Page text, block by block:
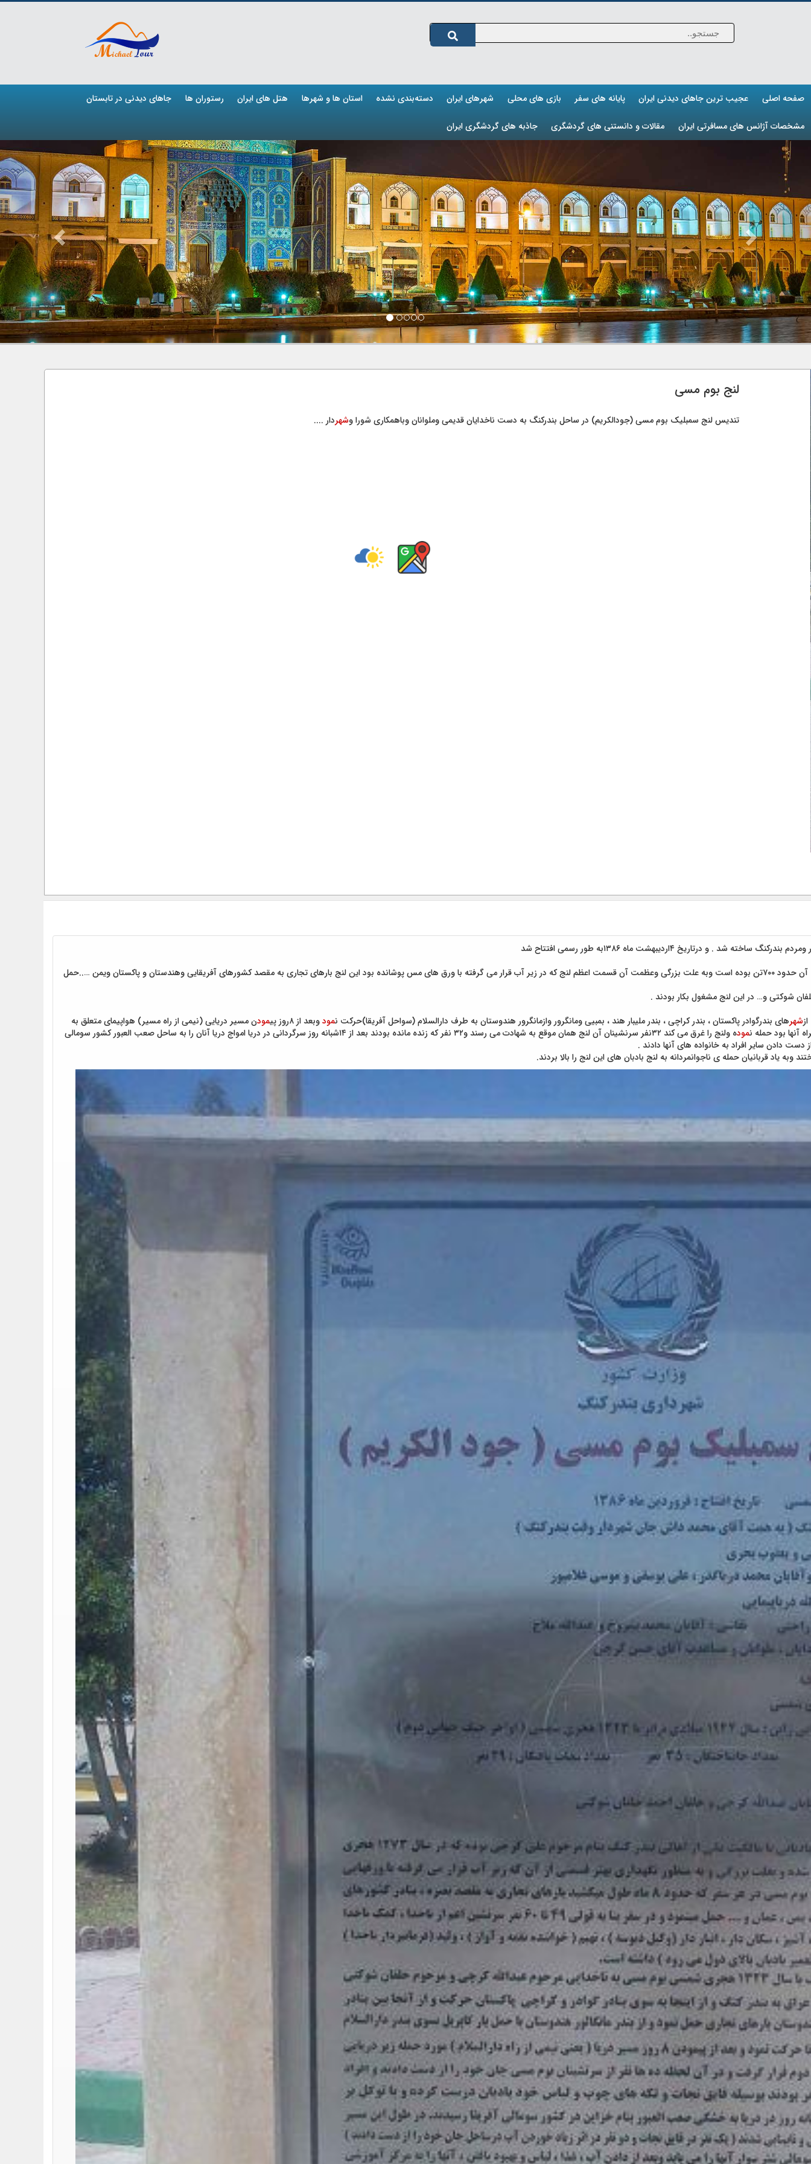
صفحه اصلی عجیب ترین جاهای دیدنی ایران پایانه های سفر بازی های محلی شهرهای ایران دسته‌بندی نشده استان ها و شهرها هتل های ایران رستوران ها جاهای دیدنی در تابستان
مشخصات آژانس های مسافرتی ایران مقالات و دانستنی های گردشگری جاذبه های گردشگری ایران
لنج بوم مسی
تندیس لنج سمبلیک بوم مسی (جودالکریم) در ساحل بندرکنگ به دست ناخدایان قدیمی وملوانان وباهمکاری شورا وشهردار ....
بندرکنگ ساخته شد . و درتاریخ ۴اردیبهشت ماه ۱۳۸۶به طور رسمی افتتاح شد
کزیتی وکاکا با مالکیت آقای کرچی ساخته شدکه ظرفیت آن حدود ۷۰۰تن بوده است وبه علت بزرگی وعظمت آن قسمت اعظم لنج که در زیر آب قرار می گرفته با ورق های مس پوشانده بود این لنج بارهای تجاری به مقصد کشورهای آفریقایی وهندستان و پاکستان ویمن …..حمل
شوکتی و… در این لنج مشغول بکار بودند .
شهرهای بندرگوادر پاکستان ، بندر کراچی ، بندر ملیبار هند ، بمبیی ومانگرور وازمانگرور هندوستان به طرف دارالسلام (سواحل آفریقا)حرکت نمودوبعد از ۸روز پی مودن مسیر دریایی (نیمی از راه مسیر) هواپیمای متعلق به
آنها بود حمله نمود
ه ولنج را غرق می کند ۳۲نفر سرنشینان آن لنج همان موقع به شهادت می رسند و۳۲ نفر که زنده مانده بودند بعد از ۱۴شبانه روز سرگردانی در دریا امواج دریا آنان را به ساحل صعب العبور کشور سومالی
دادن سایر افراد به خانواده های آنها دادند .
وبه یاد قربانیان حمله ی ناجوانمردانه به لنج بادبان های این لنج را بالا بردند.